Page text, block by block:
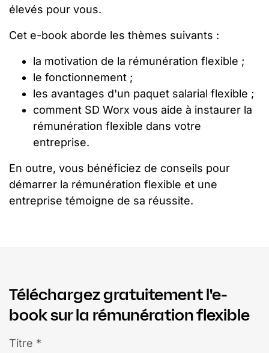
élevés pour vous.
Cet e-book aborde les thèmes suivants :
la motivation de la rémunération flexible ;
le fonctionnement ;
les avantages d'un paquet salarial flexible ;
comment SD Worx vous aide à instaurer la
rémunération flexible dans votre
entreprise.
En outre, vous bénéficiez de conseils pour
démarrer la rémunération flexible et une
entreprise témoigne de sa réussite.
Téléchargez gratuitement l'e-
book sur la rémunération flexible
Titre *